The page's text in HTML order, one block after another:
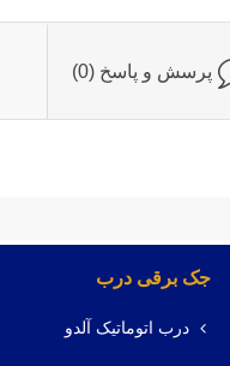
پرسش و پاسخ (0)
جک برقی درب
درب اتوماتیک آلدو